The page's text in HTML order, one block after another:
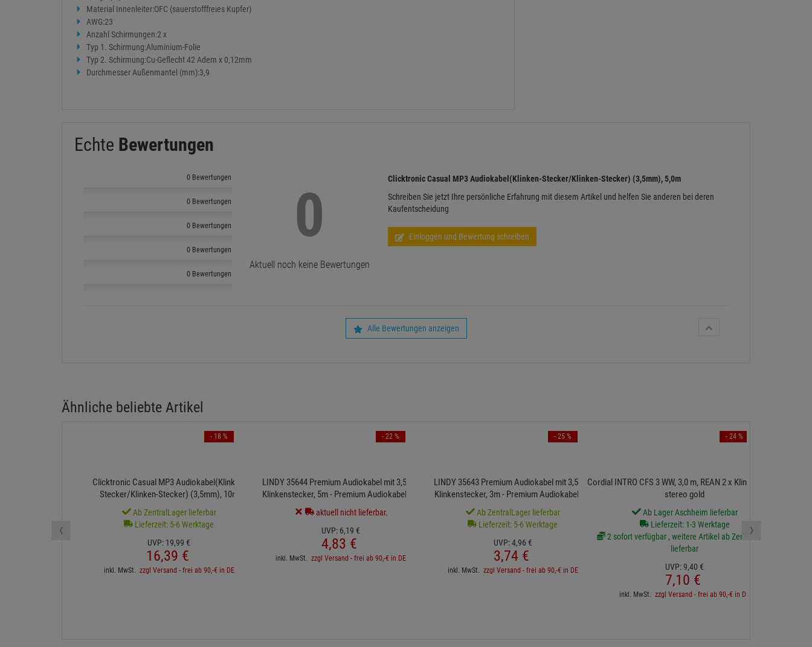
Material Innenleiter:OFC (sauerstofffreies Kupfer)
AWG:23
Anzahl Schirmungen:2 x
Typ 1. Schirmung:Aluminium-Folie
Typ 2. Schirmung:Cu-Geflecht 42 Adern x 0,12mm
Durchmesser Außenmantel (mm):3,9
Echte Bewertungen
0 Bewertungen
0 Bewertungen
0 Bewertungen
0 Bewertungen
0 Bewertungen
0
Aktuell noch keine Bewertungen
Clicktronic Casual MP3 Audiokabel(Klinken-Stecker/Klinken-Stecker) (3,5mm), 5,0m
Schreiben Sie jetzt Ihre persönliche Erfahrung mit diesem Artikel und helfen Sie anderen bei deren
Kaufentscheidung
Einloggen und Bewertung schreiben
Alle Bewertungen anzeigen
Ähnliche beliebte Artikel
Clicktronic Casual MP3 Audiokabel(Klinken-
Stecker/Klinken-Stecker) (3,5mm), 10m
Ab ZentralLager lieferbar
Lieferzeit: 5-6 Werktage
UVP: 19,99 €
16,39 €
inkl. MwSt. zzgl Versand - frei ab 90,-€ in DE
- 18 %
LINDY 35644 Premium Audiokabel mit 3,5mm
Klinkenstecker, 5m - Premium Audiokabel mit
aktuell nicht lieferbar.
UVP: 6,19 €
4,83 €
inkl. MwSt. zzgl Versand - frei ab 90,-€ in DE
- 22 %
LINDY 35643 Premium Audiokabel mit 3,5mm
Klinkenstecker, 3m - Premium Audiokabel mit
Ab ZentralLager lieferbar
Lieferzeit: 5-6 Werktage
UVP:4,96 €
3,74 €
inkl. MwSt. zzgl Versand - frei ab 90,-€ in DE
- 25 %
Cordial INTRO CFS 3 WW, 3,0 m, REAN 2 x Klinke 3,5 mm
stereo gold
Ab Lager Aschheim lieferbar
Lieferzeit: 1-3 Werktage
2 sofort verfügbar , weitere Artikel ab Zentrallager
lieferbar
UVP:9,40 €
7,10 €
inkl. MwSt. zzgl Versand - frei ab 90,-€ in DE
- 24 %
‹ ›